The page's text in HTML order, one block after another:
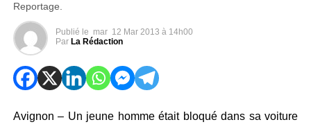
Reportage.
Publié le mar 12 Mar 2013 à 14h00
Par La Rédaction
Avignon – Un jeune homme était bloqué dans sa voiture